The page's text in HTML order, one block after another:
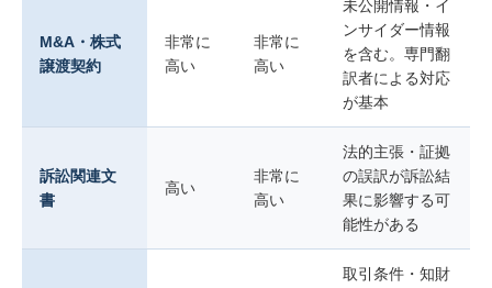
M&A・株式
譲渡契約
非常に
高い
非常に
高い
未公開情報・イ
ンサイダー情報
を含む。専門翻
訳者による対応
が基本
訴訟関連文
書
高い
非常に
高い
法的主張・証拠
の誤訳が訴訟結
果に影響する可
能性がある
取引条件・知財